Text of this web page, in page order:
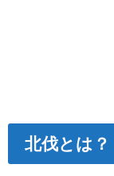
北伐とは？